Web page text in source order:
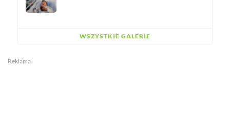
WSZYSTKIE GALERIE
Reklama